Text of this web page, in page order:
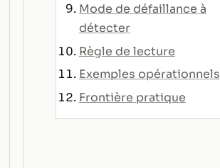
Mode de défaillance à
détecter
Règle de lecture
Exemples opérationnels
Frontière pratique